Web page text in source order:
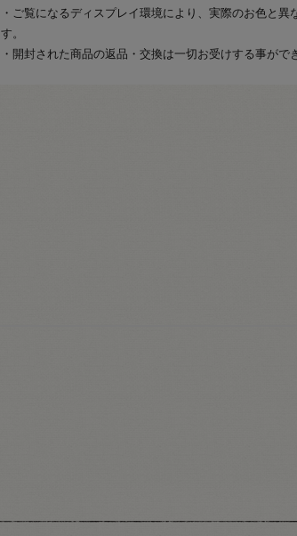
・ご覧になるディスプレイ環境により、実際のお色と異
す。
・開封された商品の返品・交換は一切お受けする事がで